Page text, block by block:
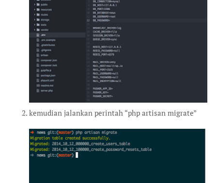
kemudian jalankan perintah “php artisan migrate”